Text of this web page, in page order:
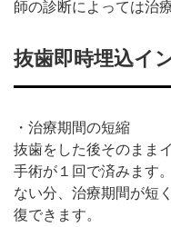
師の診断によっては治
抜歯即時埋込イ
・治療期間の短縮
抜歯をした後そのまま
手術が１回で済みます
ない分、治療期間が短
復できます。